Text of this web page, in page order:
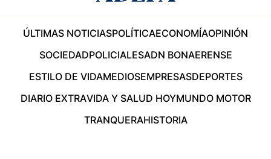
ÚLTIMAS NOTICIASPOLÍTICAECONOMÍAOPINIÓN
SOCIEDADPOLICIALESADN BONAERENSE
ESTILO DE VIDAMEDIOSEMPRESASDEPORTES
DIARIO EXTRAVIDA Y SALUD HOYMUNDO MOTOR
TRANQUERAHISTORIA